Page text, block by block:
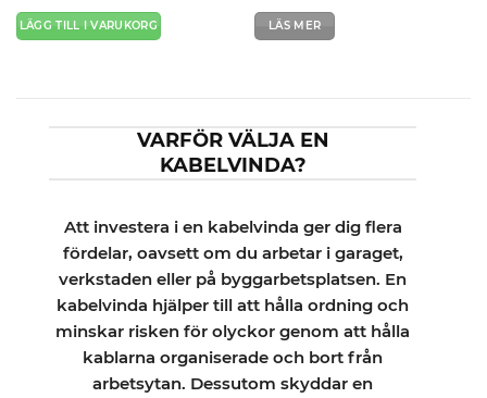
LÄGG TILL I VARUKORG LÄS MER
VARFÖR VÄLJA EN
KABELVINDA?
Att investera i en kabelvinda ger dig flera
fördelar, oavsett om du arbetar i garaget,
verkstaden eller på byggarbetsplatsen. En
kabelvinda hjälper till att hålla ordning och
minskar risken för olyckor genom att hålla
kablarna organiserade och bort från
arbetsytan. Dessutom skyddar en